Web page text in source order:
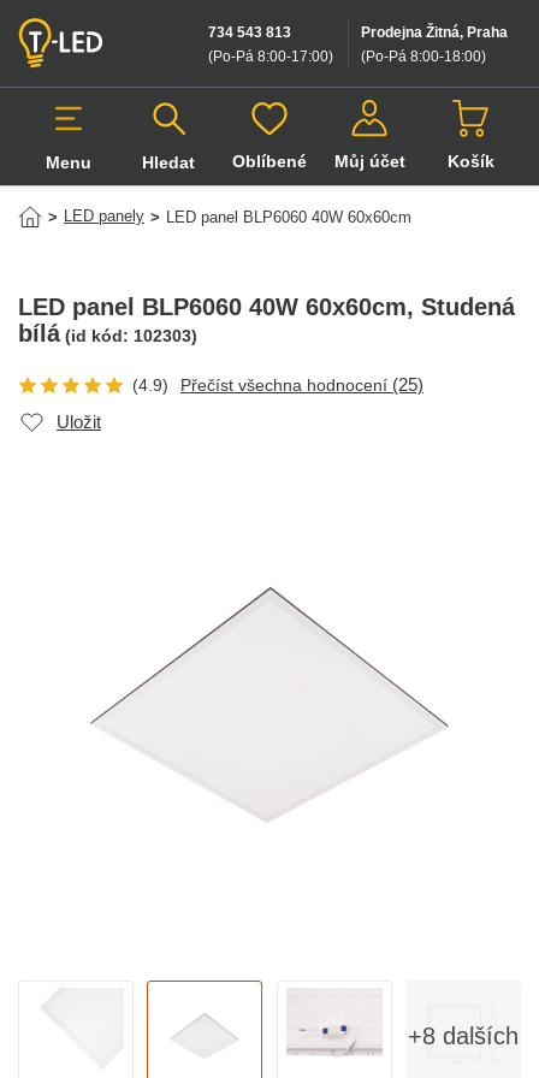
Prodejna Žitná, Praha
(Po-Pá 8:00-18:00)
734 543 813
(Po-Pá 8:00-17:00)
Menu Hledat
Hledat v produktech
Oblíbené Můj účet Košík
> LED panely > LED panel BLP6060 40W 60x60cm
+8 dalších
LED panel BLP6060 40W 60x60cm, Studená
bílá (id kód: 102303)
(4.9) Přečíst všechna hodnocení (25)
Uložit